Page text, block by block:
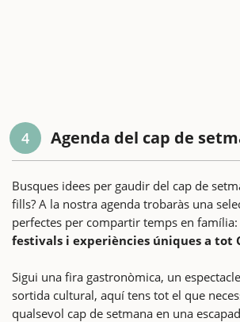
4 Agenda del cap de
Busques idees per gaudir del cap de
fills? A la nostra agenda trobaràs una
perfectes per compartir temps en família:
festivals i experiències úniques a tot
Sigui una fira gastronòmica, un
sortida cultural, aquí tens tot el que
qualsevol cap de setmana en una